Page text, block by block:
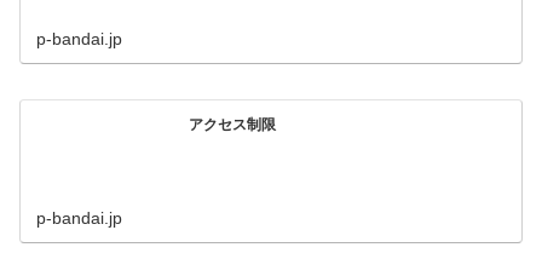
p-bandai.jp
アクセス制限
p-bandai.jp